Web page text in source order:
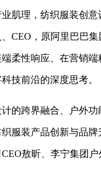
肌理，纺织服装创
CEO，原阿里巴巴
柔性响应、在营销
技前沿的深度思考。
的跨界融合、户外
服装产品创新与品牌
敖昕、李宁集团